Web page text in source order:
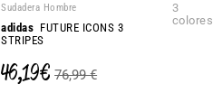
Sudadera Hombre
adidas FUTURE ICONS 3
STRIPES
3
colores
46,19 € 76,99 €